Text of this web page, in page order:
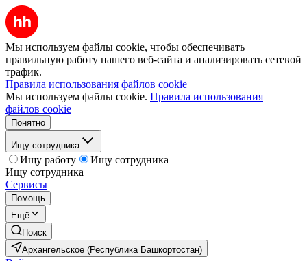
Мы используем файлы cookie, чтобы обеспечивать
правильную работу нашего веб-сайта и анализировать сетевой
трафик.
Правила использования файлов cookie
Мы используем файлы cookie. Правила использования
файлов cookie
Понятно
Ищу сотрудника
Ищу работу
Ищу сотрудника
Ищу сотрудника
Сервисы
Помощь
Ещё
Поиск
Архангельское (Республика Башкортостан)